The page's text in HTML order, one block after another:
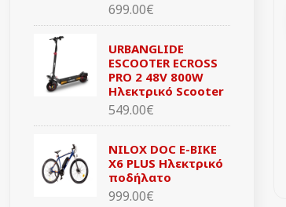
699.00€
URBANGLIDE
ESCOOTER ECROSS
PRO 2 48V 800W
Ηλεκτρικό Scooter
549.00€
NILOX DOC E-BIKE
X6 PLUS Ηλεκτρικό
ποδήλατο
999.00€